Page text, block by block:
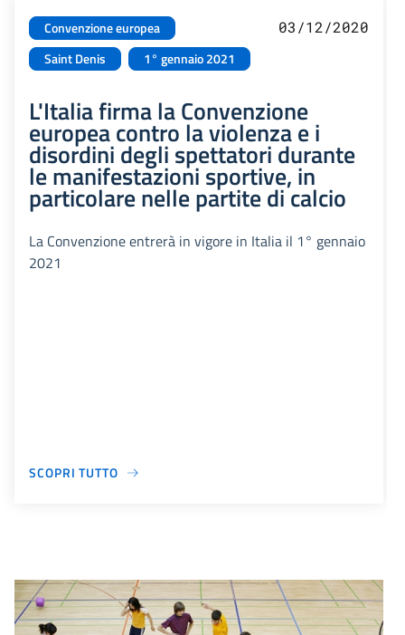
Convenzione europea
Saint Denis
1° gennaio 2021
03/12/2020
L'Italia firma la Convenzione
europea contro la violenza e i
disordini degli spettatori durante
le manifestazioni sportive, in
particolare nelle partite di calcio
La Convenzione entrerà in vigore in Italia il 1° gennaio
2021
SCOPRI TUTTO